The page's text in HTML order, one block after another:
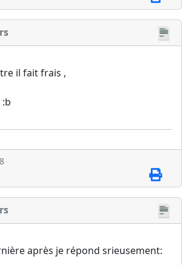
il fait frais ,
après je répond srieusement: